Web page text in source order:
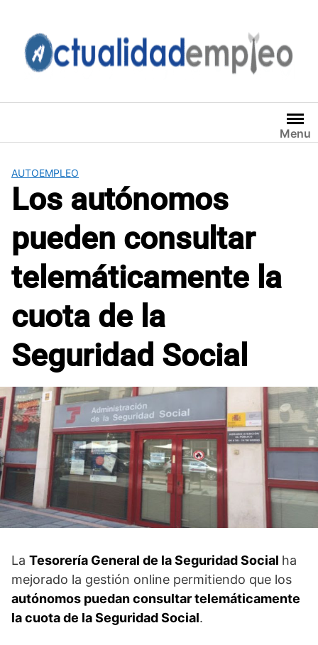
contenido
Menu
AUTOEMPLEO
Los autónomos
pueden consultar
telemáticamente la
cuota de la
Seguridad Social
La Tesorería General de la Seguridad Social ha
mejorado la gestión online permitiendo que los
autónomos puedan consultar telemáticamente
la cuota de la Seguridad Social.